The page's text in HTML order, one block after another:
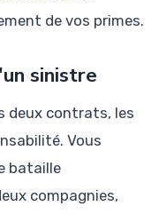
de vos primes.
sinistre
deux contrats, les
Vous
bataille
compagnies,